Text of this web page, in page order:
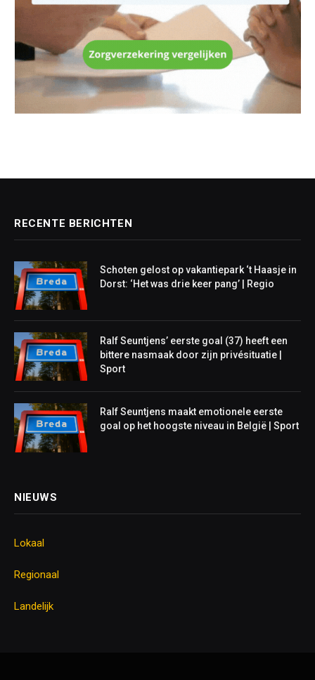
RECENTE BERICHTEN
Schoten gelost op vakantiepark ‘t Haasje in
Dorst: ‘Het was drie keer pang’ | Regio
Ralf Seuntjens’ eerste goal (37) heeft een
bittere nasmaak door zijn privésituatie |
Sport
Ralf Seuntjens maakt emotionele eerste
goal op het hoogste niveau in België | Sport
NIEUWS
Lokaal
Regionaal
Landelijk